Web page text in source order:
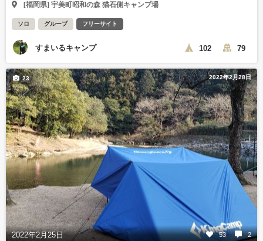
[福岡県] 宇美町昭和の森 猫石側キャンプ場
ソロ グループ フリーサイト
すまいるキャンプ 102 79
2022年2月28日
2022年2月25日 53 2
23